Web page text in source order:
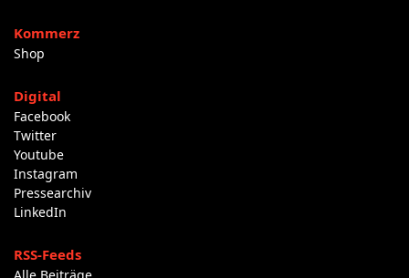
Kommerz
Shop
Digital
Facebook
Twitter
Youtube
Instagram
Pressearchiv
LinkedIn
RSS-Feeds